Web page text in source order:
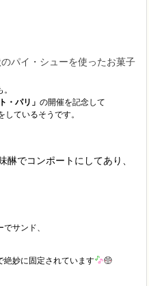
のパイ・シューを使ったお菓子
・パリ」 の開催を記念して
しているそうです。
醂でコンポートにしてあり、
サンド、
絶妙に固定されています